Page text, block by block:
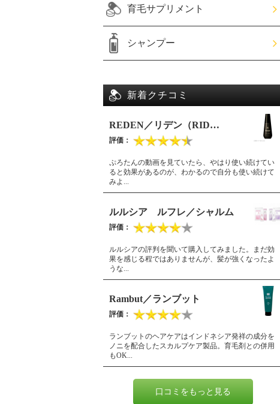
育毛サプリメント
シャンプー
新着クチコミ
REDEN／リデン（RID…
ぷろたんの動画を見ていたら、やはり使い続けてい
ると効果があるのが、わかるので自分も使い続けて
みよ...
ルルシア ルフレ／シャルム
ルルシアの評判を聞いて購入してみました。まだ効
果を感じる程ではありませんが、髪が強くなったよ
うな...
Rambut／ランブット
ランブットのヘアケアはインドネシア発祥の成分を
ノニを配合したスカルプケア製品。育毛剤との併用
もOK...
口コミをもっと見る